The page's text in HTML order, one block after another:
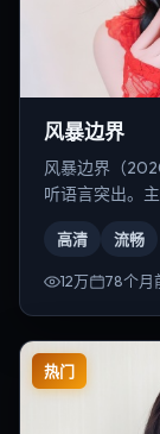
风暴边界
风暴边界（
听语言突出。
高清 流畅
12万 78个月
热门